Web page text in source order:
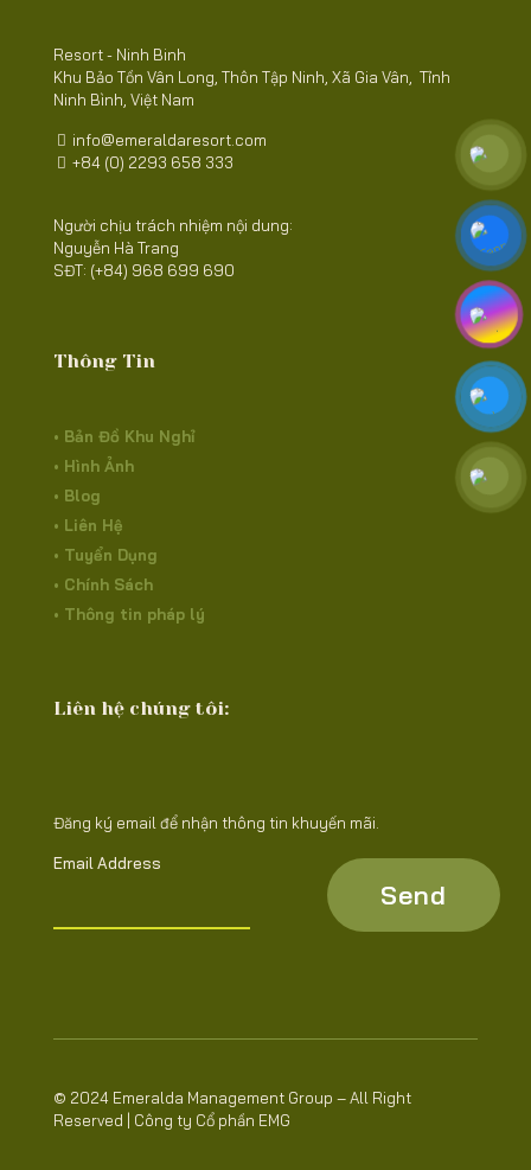
Resort - Ninh Binh
Khu Bảo Tồn Vân Long, Thôn Tập Ninh, Xã Gia Vân, Tỉnh
Ninh Bình, Việt Nam
info@emeraldaresort.com
+84 (0) 2293 658 333
Người chịu trách nhiệm nội dung:
Nguyễn Hà Trang
SĐT: (+84) 968 699 690
Thông Tin
• Bản Đồ Khu Nghỉ
• Hình Ảnh
• Blog
• Liên Hệ
• Tuyển Dụng
• Chính Sách
• Thông tin pháp lý
Liên hệ chúng tôi:
Đăng ký email để nhận thông tin khuyến mãi.
Email Address
© 2024 Emeralda Management Group – All Right
Reserved | Công ty Cổ phần EMG